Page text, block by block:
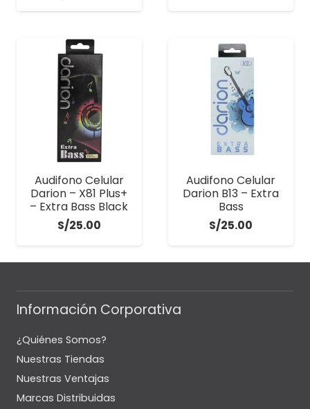
Audifono Celular
Darion – X81 Plus+
– Extra Bass Black
S/25.00
Audifono Celular
Darion B13 – Extra
Bass
S/25.00
Información Corporativa
¿Quiénes Somos?
Nuestras Tiendas
Nuestras Ventajas
Marcas Distribuidas